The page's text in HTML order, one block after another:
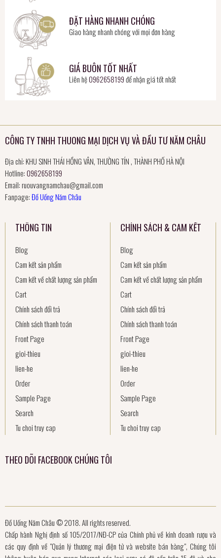
ĐẶT HÀNG NHANH CHÓNG
Giao hàng nhanh chóng với mọi đơn hàng
GIÁ BUÔN TỐT NHẤT
Liên hệ0962658199để nhận giá tốt nhất
CÔNG TY TNHH THUONG MẠI DỊCH VỤ VÀ ĐẦU TƯ NĂM CHÂU
Địa chỉ: KHU SINH THÁI HỒNG VÂN, THƯỜNG TÍN , THÀNH PHỐ HÀ NỘI
Hotline:0962658199
Email:ruouvangnamchau@gmail.com
Fanpage:Đồ Uống Năm Châu
THÔNG TIN
Blog
Cam kết sản phẩm
Cam kết về chất lượng sản phẩm
Cart
Chính sách đổi trả
Chính sách thanh toán
Front Page
gioi-thieu
lien-he
Order
Sample Page
Search
Tu choi truy cap
CHÍNH SÁCH & CAM KẾT
Blog
Cam kết sản phẩm
Cam kết về chất lượng sản phẩm
Cart
Chính sách đổi trả
Chính sách thanh toán
Front Page
gioi-thieu
lien-he
Order
Sample Page
Search
Tu choi truy cap
THEO DÕI FACEBOOK CHÚNG TÔI
Đồ Uống Năm Châu © 2018. All rights reserved.
Chấp hành Nghị định số 105/2017/NĐ-CP của Chính phủ về kinh doanh rượu và
các quy định về "Quản lý thương mại điện tử và website bán hàng", Chúng tôi